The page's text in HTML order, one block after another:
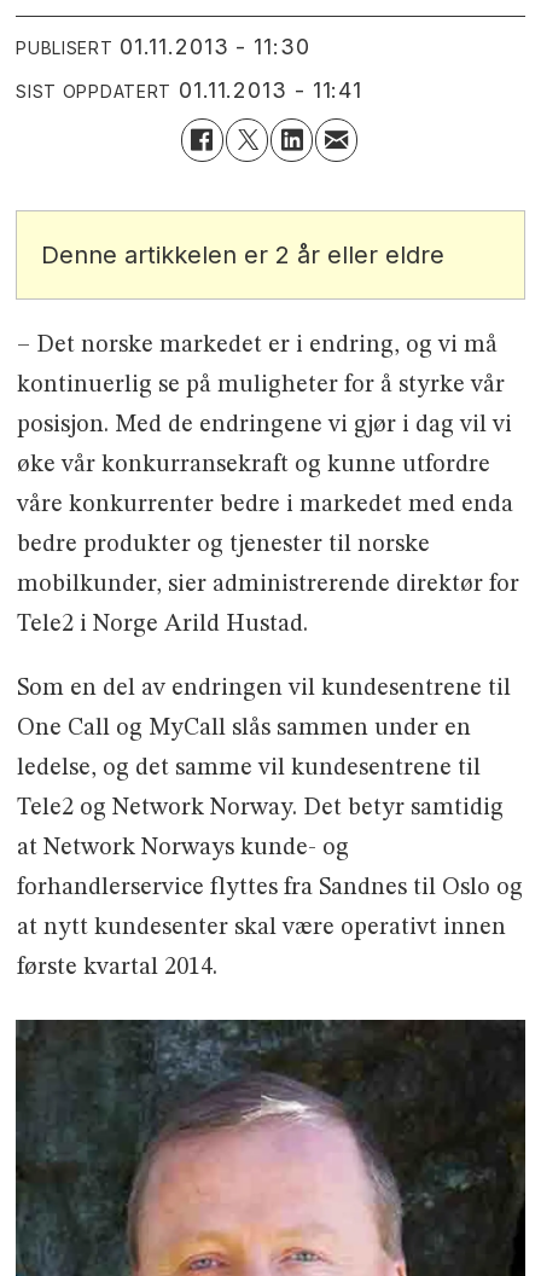
PUBLISERT 01.11.2013 - 11:30
SIST OPPDATERT 01.11.2013 - 11:41
Denne artikkelen er 2 år eller eldre
– Det norske markedet er i endring, og vi må
kontinuerlig se på muligheter for å styrke vår
posisjon. Med de endringene vi gjør i dag vil vi
øke vår konkurransekraft og kunne utfordre
våre konkurrenter bedre i markedet med enda
bedre produkter og tjenester til norske
mobilkunder, sier administrerende direktør for
Tele2 i Norge Arild Hustad.
Som en del av endringen vil kundesentrene til
One Call og MyCall slås sammen under en
ledelse, og det samme vil kundesentrene til
Tele2 og Network Norway. Det betyr samtidig
at Network Norways kunde- og
forhandlerservice flyttes fra Sandnes til Oslo og
at nytt kundesenter skal være operativt innen
første kvartal 2014.